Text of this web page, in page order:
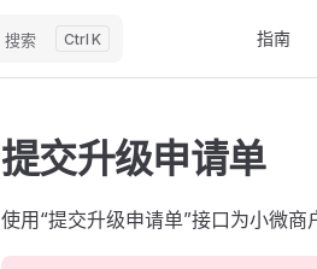
搜索 K 指南
提交升级申请单
使用“提交升级申请单”接口为小微